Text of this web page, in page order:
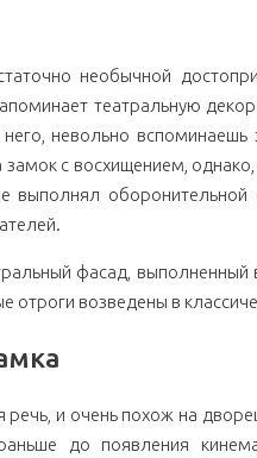
необычной
театральную
невольно вспоминаешь
с восхищением,
выполнял оборонительной
фасад, выполненный
отроги возведены в
и очень похож на
до появления